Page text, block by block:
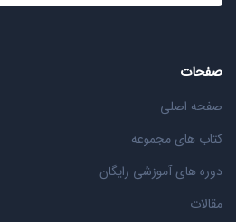
صفحات
صفحه اصلی
کتاب های مجموعه
دوره های آموزشی رایگان
مقالات